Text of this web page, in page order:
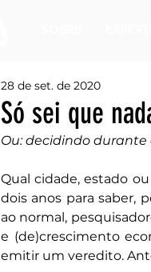
Só sei que
28 de set. de 2020
Ou: decidindo
Qual cidade, estado
dois anos para saber,
ao normal,
e (de)crescimento
emitir um veredito.